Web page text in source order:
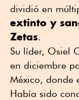
dividió en
extinto y
Zetas.
Su líder, Osiel
en diciembre
México, donde
Había sido